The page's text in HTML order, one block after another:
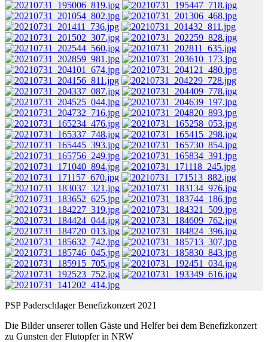
PSP Paderschlager Benefizkonzert 2021
Die Bilder unserer tollen Gäste und Helfer bei dem Benefizkonzert
zu Gunsten der Flutopfer in NRW